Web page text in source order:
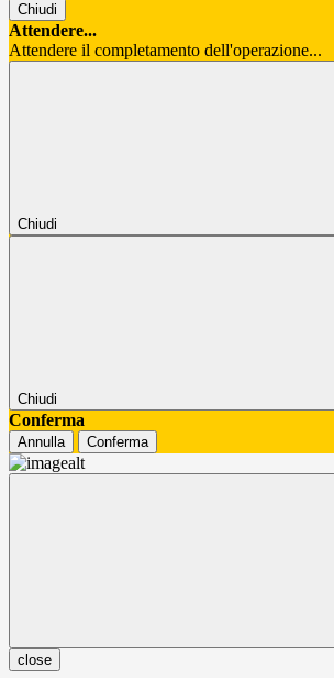
Chiudi
Attendere...
Attendere il completamento dell'operazione...
Chiudi
Chiudi
Conferma
Annulla Conferma
close